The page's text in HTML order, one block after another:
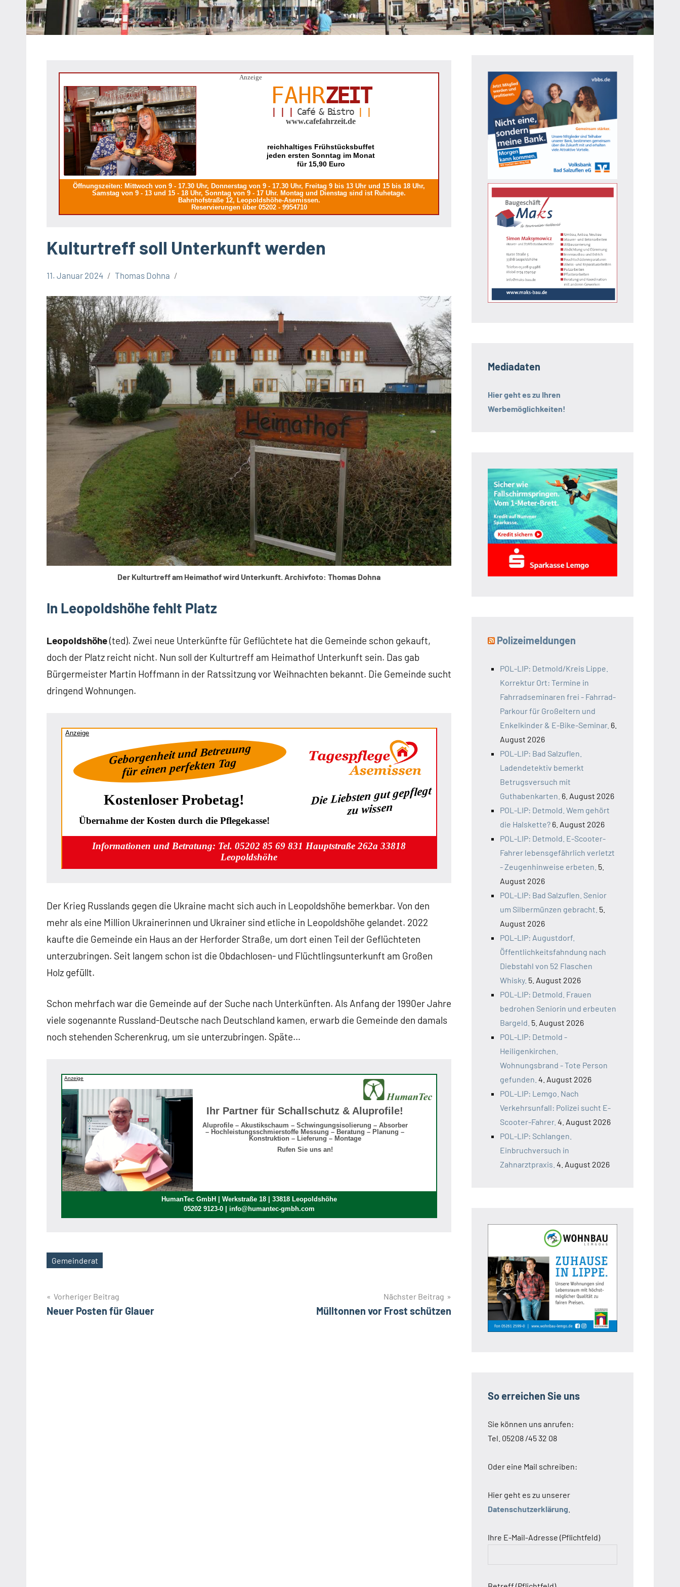
Heipke,
Leopoldshöhe,
Anzeige
FAHRZEIT
Café & Bistro| |
www.cafefahrzeit.de
reichhaltiges Frühstücksbuffet
jeden ersten Sonntag im Monat
für 15,90 Euro
Öffnungszeiten: Mittwoch von 9 - 17.30 Uhr, Donnerstag von 9 - 17.30 Uhr, Freitag 9 bis 13 Uhr und 15 bis 18 Uhr,
Samstag von 9 - 13 und 15 - 18 Uhr, Sonntag von 9 - 17 Uhr. Montag und Dienstag sind ist Ruhetage.
Bahnhofstraße 12, Leopoldshöhe-Asemissen.
Reservierungen über 05202 - 9954710
Kulturtreff soll Unterkunft werden
Politik
Themen
11. Januar 2024 Thomas Dohna
Der Kulturtreff am Heimathof wird Unterkunft. Archivfoto: Thomas Dohna
In Leopoldshöhe fehlt Platz
Leopoldshöhe(ted). Zwei neue Unterkünfte für Geflüchtete hat die Gemeinde schon gekauft,
doch der Platz reicht nicht. Nun soll der Kulturtreff am Heimathof Unterkunft sein. Das gab
Bürgermeister Martin Hoffmann in der Ratssitzung vor Weihnachten bekannt. Die Gemeinde sucht
dringend Wohnungen.
Anzeige
Geborgenheit und Betreuung
für einen perfekten Tag
Kostenloser Probetag!
Übernahme der Kosten durch die Pflegekasse!
Die Liebsten gut gepflegt
zu wissen
Informationen und Betratung: Tel. 05202 85 69 831 Hauptstraße 262a 33818
Leopoldshöhe
Der Krieg Russlands gegen die Ukraine macht sich auch in Leopoldshöhe bemerkbar. Von den
mehr als eine Million Ukrainerinnen und Ukrainer sind etliche in Leopoldshöhe gelandet. 2022
kaufte die Gemeinde ein Haus an der Herforder Straße, um dort einen Teil der Geflüchteten
unterzubringen. Seit langem schon ist die Obdachlosen- und Flüchtlingsunterkunft am Großen
Holz gefüllt.
Schon mehrfach war die Gemeinde auf der Suche nach Unterkünften. Als Anfang der 1990er Jahre
viele sogenannte Russland-Deutsche nach Deutschland kamen, erwarb die Gemeinde den damals
noch stehenden Scherenkrug, um sie unterzubringen. Späte…
Anzeige
Ihr Partner für Schallschutz & Aluprofile!
Aluprofile – Akustikschaum – Schwingungsisolierung – Absorber
– Hochleistungsschmierstoffe Messung – Beratung – Planung –
Konstruktion – Lieferung – Montage
Rufen Sie uns an!
HumanTec GmbH | Werkstraße 18 | 33818 Leopoldshöhe
05202 9123-0 | info@humantec-gmbh.com
Schlagwörter
Gemeinderat
Beitragsnavigation
Vorheriger Beitrag
Neuer Posten für Glauer
Nächster Beitrag
Mülltonnen vor Frost schützen
Mediadaten
Hier geht es zu Ihren
Werbemöglichkeiten!
Polizeimeldungen
POL-LIP: Detmold/Kreis Lippe.
Korrektur Ort: Termine in
Fahrradseminaren frei - Fahrrad-
Parkour für Großeltern und
Enkelkinder & E-Bike-Seminar. 6.
August 2026
POL-LIP: Bad Salzuflen.
Ladendetektiv bemerkt
Betrugsversuch mit
Guthabenkarten. 6. August 2026
POL-LIP: Detmold. Wem gehört
die Halskette? 6. August 2026
POL-LIP: Detmold. E-Scooter-
Fahrer lebensgefährlich verletzt
- Zeugenhinweise erbeten. 5.
August 2026
POL-LIP: Bad Salzuflen. Senior
um Silbermünzen gebracht. 5.
August 2026
POL-LIP: Augustdorf.
Öffentlichkeitsfahndung nach
Diebstahl von 52 Flaschen
Whisky. 5. August 2026
POL-LIP: Detmold. Frauen
bedrohen Seniorin und erbeuten
Bargeld. 5. August 2026
POL-LIP: Detmold -
Heiligenkirchen.
Wohnungsbrand - Tote Person
gefunden. 4. August 2026
POL-LIP: Lemgo. Nach
Verkehrsunfall: Polizei sucht E-
Scooter-Fahrer. 4. August 2026
POL-LIP: Schlangen.
Einbruchversuch in
Zahnarztpraxis. 4. August 2026
So erreichen Sie uns
Sie können uns anrufen:
Tel. 05208 /45 32 08
Oder eine Mail schreiben:
Hier geht es zu unserer
Datenschutzerklärung
Ihre E-Mail-Adresse (Pflichtfeld)